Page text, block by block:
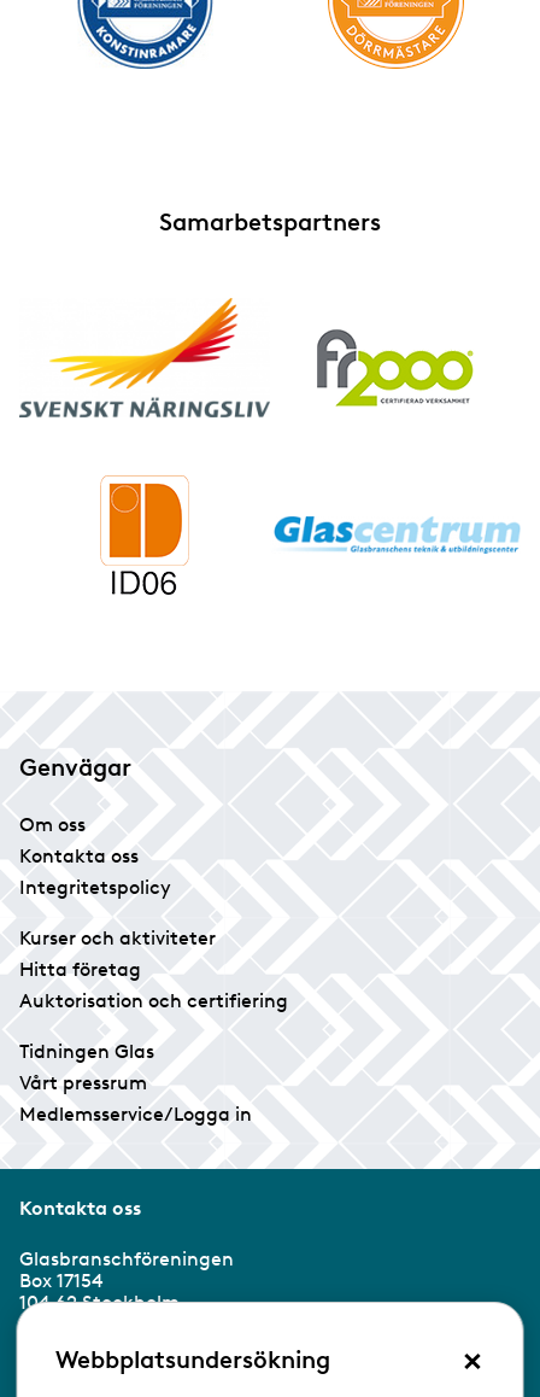
Samarbetspartners
Genvägar
Om oss
Kontakta oss
Integritetspolicy
Kurser och aktiviteter
Hitta företag
Auktorisation och certifiering
Tidningen Glas
Vårt pressrum
Medlemsservice/Logga in
Kontakta oss
Glasbranschföreningen
Box 17154
104 62 Stockholm
Besöksadress:
Ringvägen 100
Webbplatsundersökning ×